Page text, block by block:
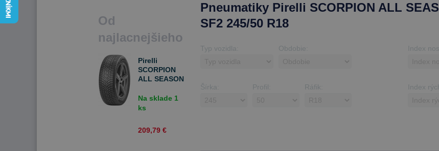
Od
najlacnejšieho
Pirelli
SCORPION
ALL SEASON
R18 100 Y
Celoročné
Na sklade 1
ks
209,79 €
Pneumatiky Pirelli SCORPION ALL
SF2 245/50 R18
Typ vozidla: Obdobie: Index
Šírka: Profil: Ráfik: Index